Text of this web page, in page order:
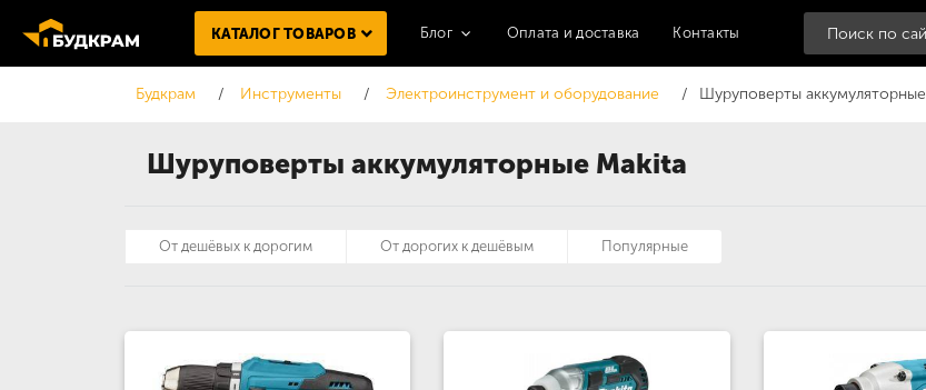
Шуруповерты аккумуляторные Makita
КАТАЛОГ ТОВАРОВ Блог Оплата и доставка Контакты
Будкрам Инструменты Электроинструмент и оборудование Шуруповерты аккумуляторные
От дешёвых к дорогим От дорогих к дешёвым Популярные